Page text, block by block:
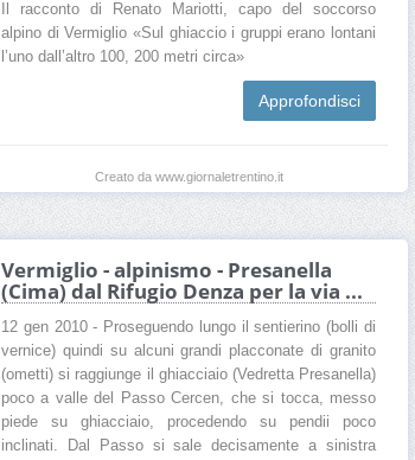
Il racconto di Renato Mariotti, capo del soccorso
alpino di Vermiglio «Sul ghiaccio i gruppi erano lontani
l’uno dall’altro 100, 200 metri circa»
Approfondisci
Creato da www.giornaletrentino.it
Vermiglio - alpinismo - Presanella
(Cima) dal Rifugio Denza per la via ...
12 gen 2010 - Proseguendo lungo il sentierino (bolli di
vernice) quindi su alcuni grandi placconate di granito
(ometti) si raggiunge il ghiacciaio (Vedretta Presanella)
poco a valle del Passo Cercen, che si tocca, messo
piede su ghiacciaio, procedendo su pendii poco
inclinati. Dal Passo si sale decisamente a sinistra